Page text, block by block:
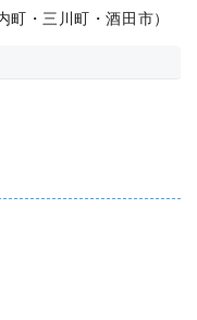
・三川町・酒田市）